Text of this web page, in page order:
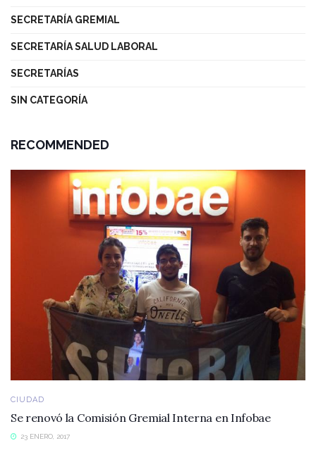
SECRETARÍA GREMIAL
SECRETARÍA SALUD LABORAL
SECRETARÍAS
SIN CATEGORÍA
RECOMMENDED
CIUDAD
Se renovó la Comisión Gremial Interna en Infobae
23 ENERO, 2017